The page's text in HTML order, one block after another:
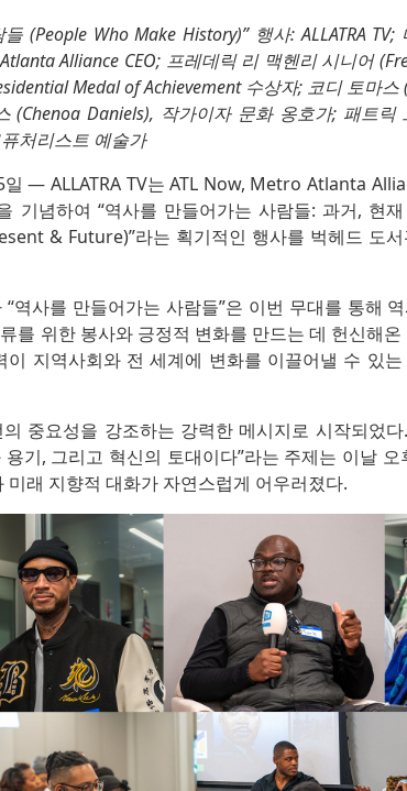
(People Who Make History)” 행사: ALLATRA
Alliance CEO; 프레데릭 리 맥헨리 시니어
Medal of Achievement 수상자; 코디 토마스
(Chenoa Daniels), 작가이자 문화 옹호가; 패트릭
처리스트 예술가
— ALLATRA TV는 ATL Now, Metro Atlanta
기념하여 “역사를 만들어가는 사람들: 과거, 현
& Future)”라는 획기적인 행사를 벅헤드 도
역사를 만들어가는 사람들”은 이번 무대를 통해
를 위한 봉사와 긍정적 변화를 만드는 데 헌신해
이 지역사회와 전 세계에 변화를 이끌어낼 수 있
중요성을 강조하는 강력한 메시지로 시작되었
기, 그리고 혁신의 토대이다”라는 주제는 이날
미래 지향적 대화가 자연스럽게 어우러졌다.